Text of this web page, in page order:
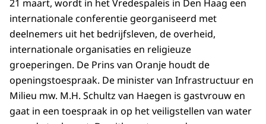
21 maart, wordt in het Vredespaleis in Den Haag een
internationale conferentie georganiseerd met
deelnemers uit het bedrijfsleven, de overheid,
internationale organisaties en religieuze
groeperingen. De Prins van Oranje houdt de
openingstoespraak. De minister van Infrastructuur en
Milieu mw. M.H. Schultz van Haegen is gastvrouw en
gaat in een toespraak in op het veiligstellen van water